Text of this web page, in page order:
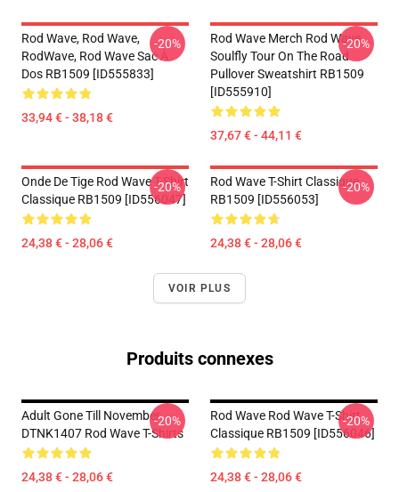
Rod Wave, Rod Wave,
RodWave, Rod Wave Sac À
Dos RB1509 [ID555833]
33,94 € - 38,18 €
-20%
Rod Wave Merch Rod Wave
Soulfly Tour On The Road
Pullover Sweatshirt RB1509
[ID555910]
37,67 € - 44,11 €
-20%
Onde De Tige Rod Wave T-Shirt
Classique RB1509 [ID556047]
24,38 € - 28,06 €
-20%
Rod Wave T-Shirt Classique
RB1509 [ID556053]
24,38 € - 28,06 €
-20%
VOIR PLUS
Produits connexes
Adult Gone Till November
DTNK1407 Rod Wave T-Shirts
24,38 € - 28,06 €
-20%
Rod Wave Rod Wave T-Shirt
Classique RB1509 [ID556046]
24,38 € - 28,06 €
-20%